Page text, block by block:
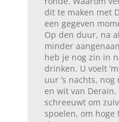
dit te maken met
een gegeven
Op den duur, na
minder
heb je nog zin in
drinken. U voelt
uur ’s nachts,
en wit van
schreeuwt om
spoelen, om